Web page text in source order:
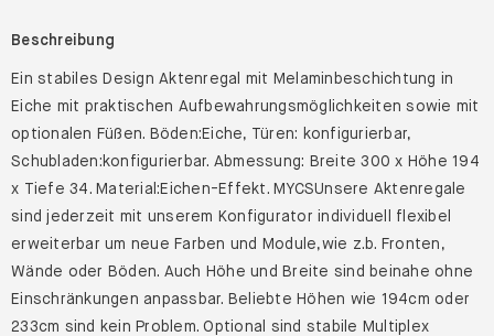
Beschreibung
Ein stabiles Design Aktenregal mit Melaminbeschichtung in
Eiche mit praktischen Aufbewahrungsmöglichkeiten sowie mit
optionalen Füßen. Böden:Eiche, Türen: konfigurierbar,
Schubladen:konfigurierbar. Abmessung: Breite 300 x Höhe 194
x Tiefe 34. Material:Eichen-Effekt. MYCSUnsere Aktenregale
sind jederzeit mit unserem Konfigurator individuell flexibel
erweiterbar um neue Farben und Module,wie z.b. Fronten,
Wände oder Böden. Auch Höhe und Breite sind beinahe ohne
Einschränkungen anpassbar. Beliebte Höhen wie 194cm oder
233cm sind kein Problem. Optional sind stabile Multiplex